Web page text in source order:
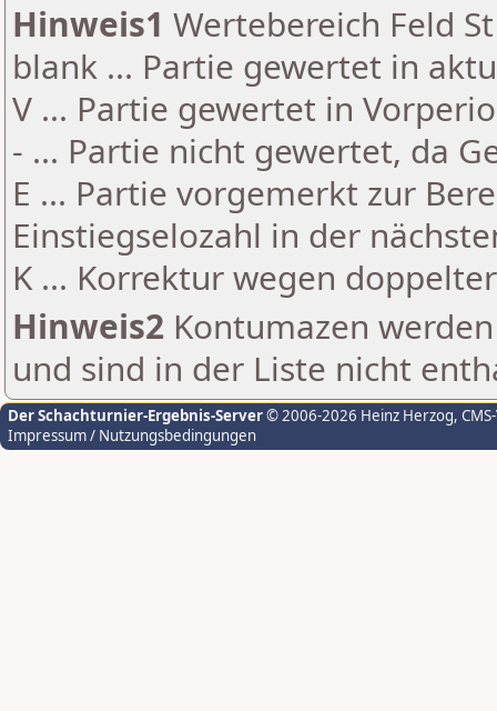
Hinweis1 Wertebereich Feld
blank ... Partie gewertet in
V ... Partie gewertet in
- ... Partie nicht gewertet, da
E ... Partie vorgemerkt zur
Einstiegselozahl in der
K ... Korrektur wegen
Hinweis2 Kontumazen
und sind in der Liste nicht
Der Schachturnier-Ergebnis-Server© 2006-2026 Heinz Herzog,
Impressum / Nutzungsbedingungen